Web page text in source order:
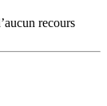
recours